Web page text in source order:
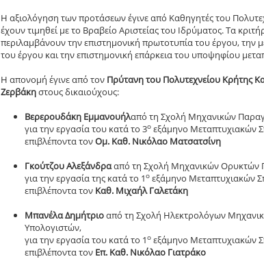
Η αξιολόγηση των προτάσεων έγινε από Καθηγητές του
έχουν τιμηθεί με το Βραβείο Αριστείας του Ιδρύματος. Τα
περιλαμβάνουν την επιστημονική πρωτοτυπία του έργου, την
του έργου και την επιστημονική επάρκεια του υποψηφίου
Η απονομή έγινε από τον Πρύτανη του Πολυτεχνείου Κρήτης
Ζερβάκηστους δικαιούχους:
Βερερουδάκη Εμμανουήλαπό τη Σχολή Μηχανικών
για την εργασία του κατά το 3ο εξάμηνο Μεταπτυχιακών
επιβλέποντα τονΟμ. Καθ. Νικόλαο Ματσατσίνη
Γκούτζου Αλεξάνδρααπό τη Σχολή Μηχανικών Ορυκτών
για την εργασία της κατά το 1ο εξάμηνο Μεταπτυχιακών
επιβλέποντα τον Καθ. Μιχαήλ Γαλετάκη
Μπανέλα Δημήτριοαπό τη Σχολή Ηλεκτρολόγων
Υπολογιστών,
για την εργασία του κατά το 1ο εξάμηνο Μεταπτυχιακών
επιβλέποντα τον Επ. Καθ. Νικόλαο Γιατράκο